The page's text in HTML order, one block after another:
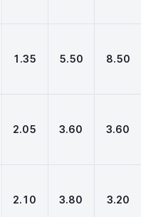
1.35 5.50 8.50
2.05 3.60 3.60
2.10 3.80 3.20